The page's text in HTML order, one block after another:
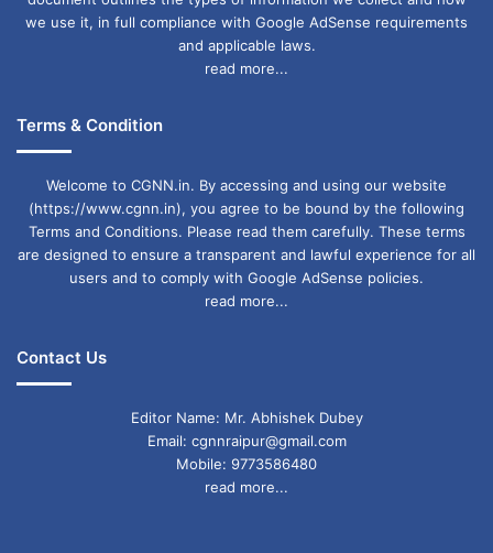
we use it, in full compliance with Google AdSense requirements
and applicable laws.
read more...
Terms & Condition
Welcome to CGNN.in. By accessing and using our website
(https://www.cgnn.in), you agree to be bound by the following
Terms and Conditions. Please read them carefully. These terms
are designed to ensure a transparent and lawful experience for all
users and to comply with Google AdSense policies.
read more...
Contact Us
Editor Name: Mr. Abhishek Dubey
Email: cgnnraipur@gmail.com
Mobile: 9773586480
read more...